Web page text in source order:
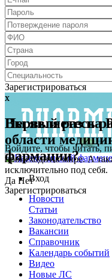
Зарегистрироваться
x
Первый раз на
Войдите, чтобы читать,
происходит в мире. А
исключительно под себя.
Зарегистрироваться
x
Вы являетесь
области
фармации?
Да НетВход
Новости
Статьи
Законодательство
Вакансии
Справочник
Календарь событий
Видео
Новые ЛС